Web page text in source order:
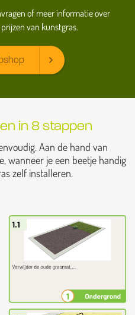
of meer informatie over
van kunstgras.
in 8 stappen
Aan de hand van
wanneer je een beetje handig
zelf installeren.